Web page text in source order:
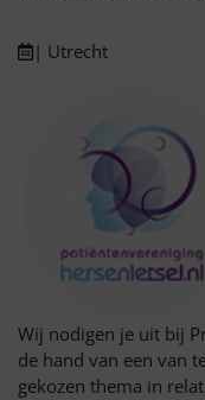
| Utrecht
Wij nodigen je uit bij
de hand van een van
gekozen thema in